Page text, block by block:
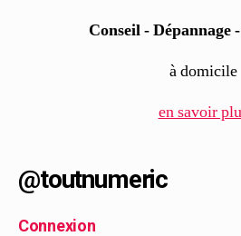
Conseil - Dépannage
à domicile
en savoir
@toutnumeric
Connexion